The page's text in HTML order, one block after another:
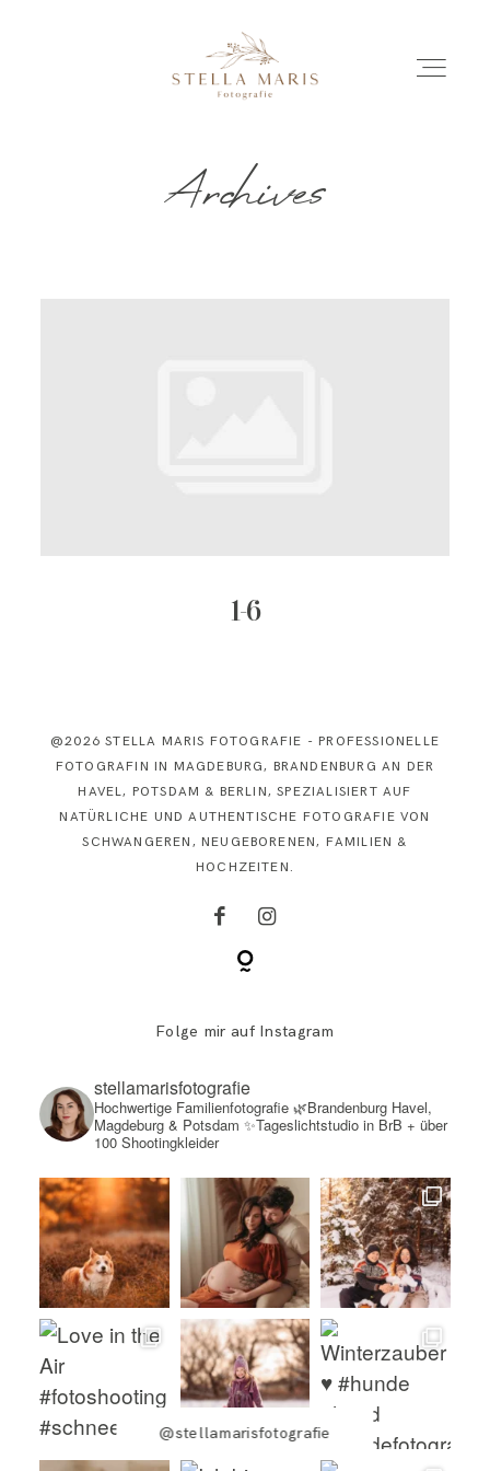
EINBLICKE
Archives
1-6
@2026 STELLA MARIS FOTOGRAFIE - PROFESSIONELLE
FOTOGRAFIN IN MAGDEBURG, BRANDENBURG AN DER
HAVEL, POTSDAM & BERLIN, SPEZIALISIERT AUF
NATÜRLICHE UND AUTHENTISCHE FOTOGRAFIE VON
SCHWANGEREN, NEUGEBORENEN, FAMILIEN &
HOCHZEITEN.
Folge mir auf Instagram
@stellamarisfotografie
stellamarisfotografie
Hochwertige Familienfotografie🌿Brandenburg Havel,
Magdeburg & Potsdam ✨Tageslichtstudio in BrB + über
100 Shootingkleider